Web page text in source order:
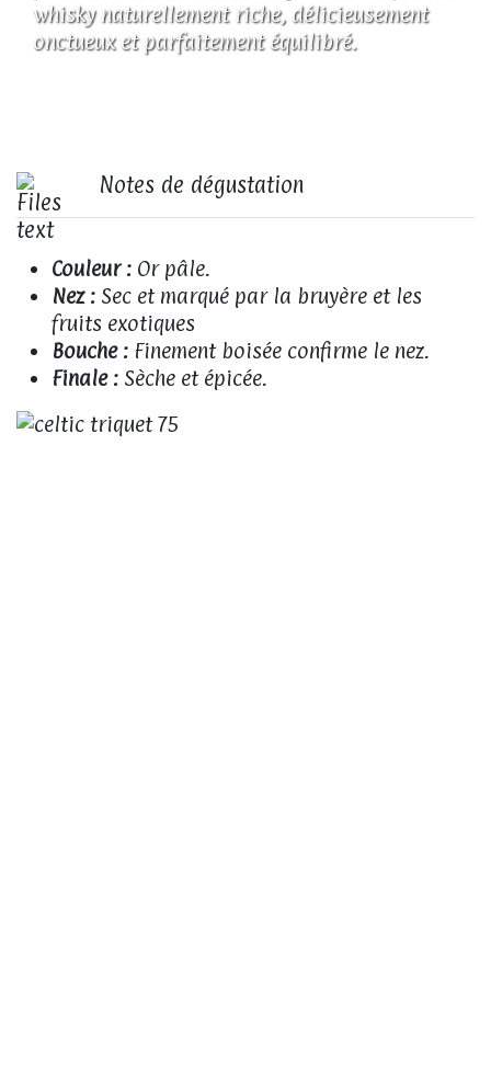
whisky naturellement riche, délicieusement
onctueux et parfaitement équilibré.
Notes de dégustation
Couleur : Or pâle.
Nez : Sec et marqué par la bruyère et les
fruits exotiques
Bouche : Finement boisée confirme le nez.
Finale : Sèche et épicée.